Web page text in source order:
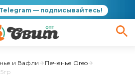
— подписывайтесь!
и Вафли
Печенье Oreo